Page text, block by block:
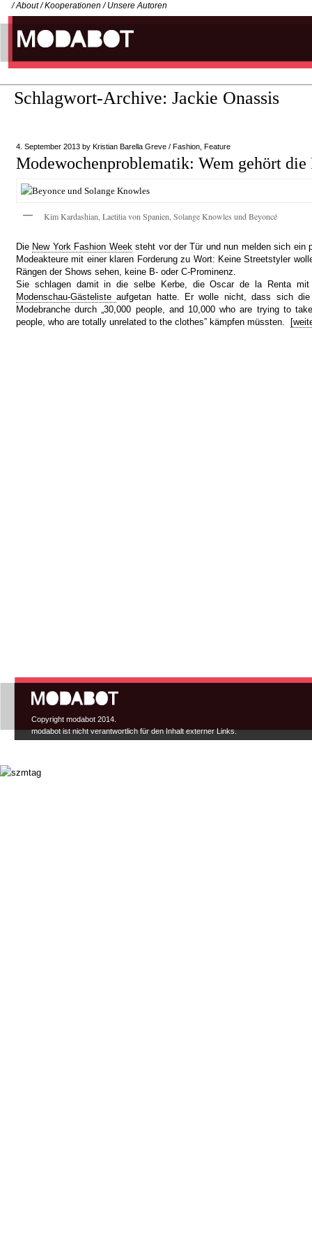
/ About / Kooperationen / Unsere Autoren
Schlagwort-Archive: Jackie Onassis
4. September 2013 by Kristian Barella Greve / Fashion Feature
Modewochenproblematik: Wem gehört die
Kim Kardashian, Laetitia von Spanien, Solange Knowles und Beyoncé
Die New York Fashion Weeksteht vor der Tür und nun melden sich ein
Modeakteure mit einer klaren Forderung zu Wort: Keine Streetstyler
Rängen der Shows sehen, keine B- oder C-Prominenz.
Sie schlagen damit in die selbe Kerbe, die Oscar de la Renta
Modenschau-Gästelisteaufgetan hatte. Er wolle nicht, dass sich die
Modebranche durch „30,000 people, and 10,000 who are trying to
people, who are totally unrelated to the clothes” kämpfen müssten.
Hauptmenü
Copyright modabot 2014.
modabot ist nicht verantwortlich für den Inhalt externer Links.